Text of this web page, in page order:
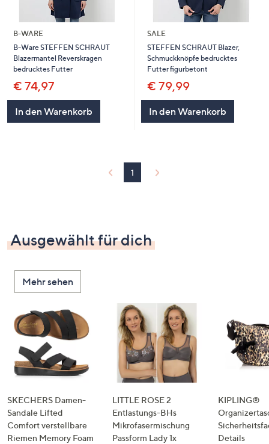
B-WARE
B-Ware STEFFEN SCHRAUT
Blazermantel Reverskragen
bedrucktes Futter
€ 74,97
In den Warenkorb
SALE
STEFFEN SCHRAUT Blazer,
Schmuckknöpfe bedrucktes
Futter figurbetont
€ 79,99
In den Warenkorb
1
Ausgewählt für dich
Mehr sehen
SKECHERS Damen-
Sandale Lifted
Comfort verstellbare
Riemen Memory Foam
LITTLE ROSE 2
Entlastungs-BHs
Mikrofasermischung
Passform Lady 1x
KIPLING®
Details